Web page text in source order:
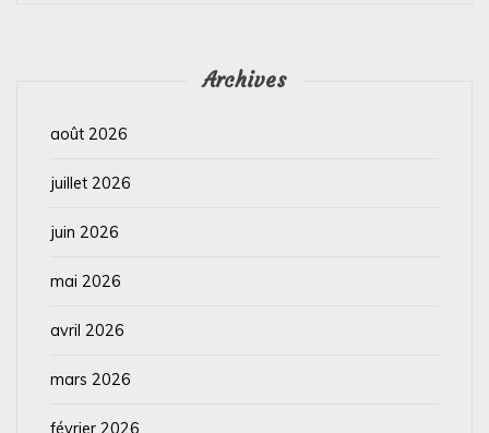
Archives
août 2026
juillet 2026
juin 2026
mai 2026
avril 2026
mars 2026
février 2026